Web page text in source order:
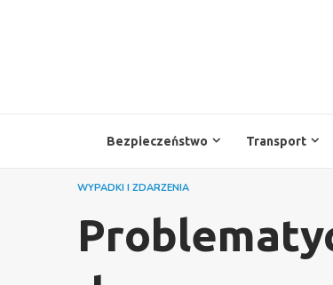
Bezpieczeństwo Transport
WYPADKI I ZDARZENIA